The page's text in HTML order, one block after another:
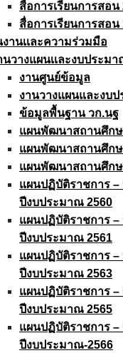
สื่อการเรียนการสอน
สื่อการเรียนการสอน
านเเละความร่วมมือ
นวางแผนเเละงบประม
งานศูนย์ข้อมูล
งานวางแผนและงบ
ข้อมูลพื้นฐาน วก.นฐ
แผนพัฒนาสถานศึกษ
แผนพัฒนาสถานศึกษ
แผนพัฒนาสถานศึกษ
แผนปฏิบัติราชการ –
ปีงบประมาณ 2560
แผนปฏิบัติราชการ –
ปีงบประมาณ 2561
แผนปฏิบัติราชการ –
ปีงบประมาณ 2563
แผนปฏิบัติราชการ –
ปีงบประมาณ 2565
แผนปฏิบัติราชการ –
ปีงบประมาณ-2566